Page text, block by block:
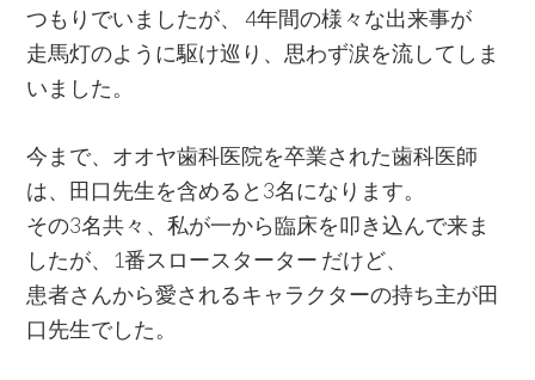
つもりでいましたが、 4年間の様々な出来事が
走馬灯のように駆け巡り、思わず涙を流してしま
いました。
今まで、オオヤ歯科医院を卒業された歯科医師
は、田口先生を含めると3名になります。
その3名共々、私が一から臨床を叩き込んで来ま
したが、1番スロースターター だけど、
患者さんから愛されるキャラクターの持ち主が田
口先生でした。